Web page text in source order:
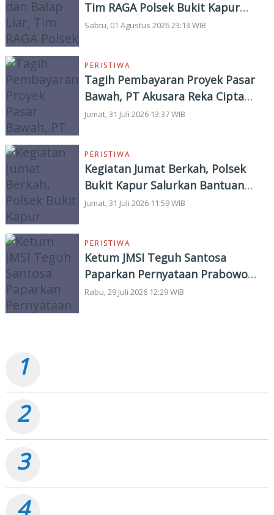
Tim RAGA Polsek Bukit Kapur
Gelar KRYD
Sabtu, 01 Agustus 2026 23:13 WIB
PERISTIWA
Tagih Pembayaran Proyek Pasar
Bawah, PT Akusara Reka Cipta
Beri Deadline 7 Hari
Jumat, 31 Juli 2026 13:37 WIB
PERISTIWA
Kegiatan Jumat Berkah, Polsek
Bukit Kapur Salurkan Bantuan
Sembako
Jumat, 31 Juli 2026 11:59 WIB
PERISTIWA
Ketum JMSI Teguh Santosa
Paparkan Pernyataan Prabowo
Soal ‘Londo Ireng’
Rabu, 29 Juli 2026 12:29 WIB
1
2
3
4